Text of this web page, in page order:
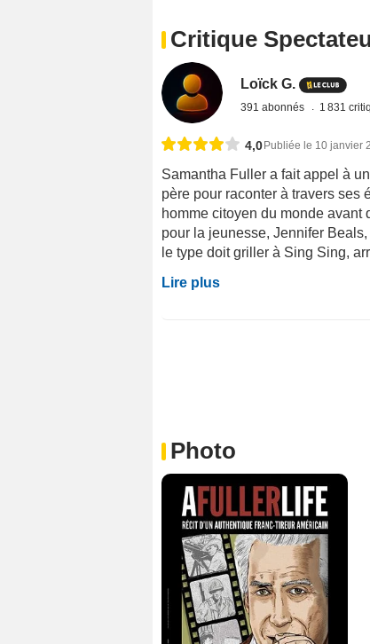
Critique
Loïck G.
391 abonnés 1 831
4,0Publiée le 10 janvier
Samantha Fuller a fait appel à
père pour raconter à travers ses
homme citoyen du monde avant
pour la jeunesse, Jennifer
le type doit griller à Sing Sing,
Lire plus
Photo